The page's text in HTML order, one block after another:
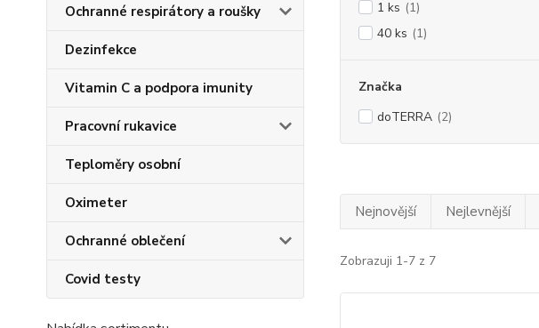
Ochranné respirátory a roušky
Dezinfekce
Vitamin C a podpora imunity
Pracovní rukavice
Teploměry osobní
Oximeter
Ochranné oblečení
Covid testy
1 ks (1)
40 ks (1)
Značka
doTERRA (2)
Nejnovější Nejlevnější
Zobrazuji 1-7 z 7